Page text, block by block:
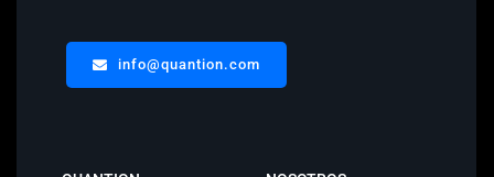
info@quantion.com